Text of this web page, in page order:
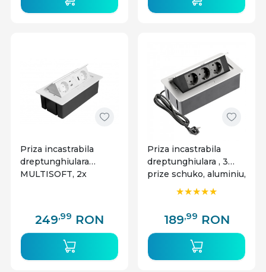
Priza incastrabila
dreptunghiulara
MULTISOFT, 2x
249,99 RON
Priza incastrabila
dreptunghiulara , 3
prize schuko, aluminiu,
prize negre, GTV
189,99 RON